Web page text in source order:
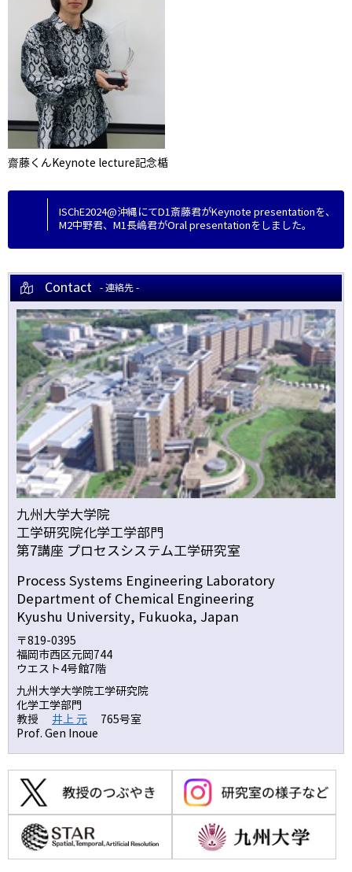
ISChE2024@沖縄にてD1斎藤君がKeynote presentationを、
M2中野君、M1長嶋君がOral presentationをしました。
Contact - 連絡先 -
九州大学大学院
工学研究院化学工学部門
第7講座 プロセスシステム工学研究室
Process Systems Engineering Laboratory
Department of Chemical Engineering
Kyushu University, Fukuoka, Japan
〒819-0395
福岡市西区元岡744
ウエスト4号館7階
九州大学大学院工学研究院
化学工学部門
教授 井上 元 765号室
Prof. Gen Inoue
齋藤くんKeynote lecture記念楯